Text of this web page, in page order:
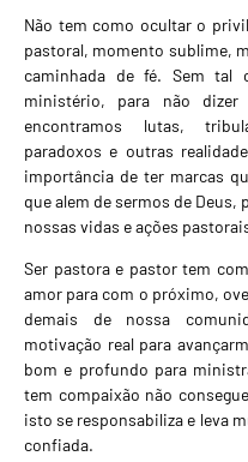
Não tem como ocultar o
pastoral, momento sublime,
caminhada de fé. Sem tal
ministério, para não dizer
encontramos lutas,
paradoxos e outras
importância de ter marcas
que alem de sermos de Deus,
nossas vidas e ações
Ser pastora e pastor tem
amor para com o próximo,
demais de nossa
motivação real para
bom e profundo para
tem compaixão não
isto se responsabiliza e leva
confiada.